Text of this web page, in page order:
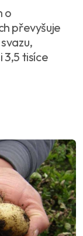
o
převyšuje
3,5 tisíce